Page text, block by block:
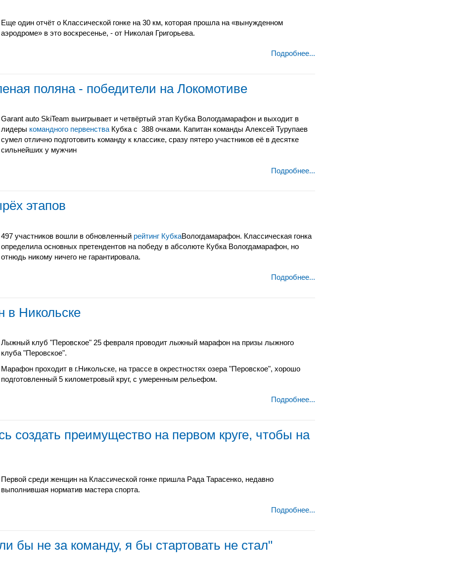
Еще один отчёт о Классической гонке на 30 км, которая прошла на «вынужденном
аэродроме» в это воскресенье, - от Николая Григорьева.
Подробнее...
поляна - победители на Локомотиве
Garant auto SkiTeam выигрывает и четвёртый этап Кубка Вологдамарафон и выходит в
лидеры командного первенства Кубка с 388 очками. Капитан команды Алексей Турупаев
сумел отлично подготовить команду к классике, сразу пятеро участников её в десятке
сильнейших у мужчин
Подробнее...
этапов
497 участников вошли в обновленный рейтинг КубкаВологдамарафон. Классическая гонка
определила основных претендентов на победу в абсолюте Кубка Вологдамарафон, но
отнюдь никому ничего не гарантировала.
Подробнее...
в Никольске
Лыжный клуб "Перовское" 25 февраля проводит лыжный марафон на призы лыжного
клуба "Перовское".
Марафон проходит в г.Никольске, на трассе в окрестностях озера "Перовское", хорошо
подготовленный 5 километровый круг, с умеренным рельефом.
Подробнее...
создать преимущество на первом круге, чтобы на
Первой среди женщин на Классической гонке пришла Рада Тарасенко, недавно
выполнившая норматив мастера спорта.
Подробнее...
бы не за команду, я бы стартовать не стал"